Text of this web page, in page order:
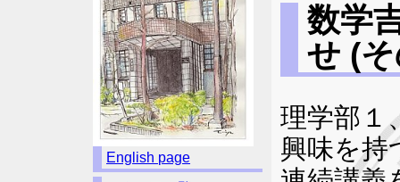
English page
数学
せ (
理学部１
興味を持